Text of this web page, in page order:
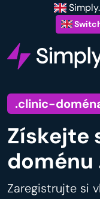
.clinic-
Získejte
Zaregistrujte si